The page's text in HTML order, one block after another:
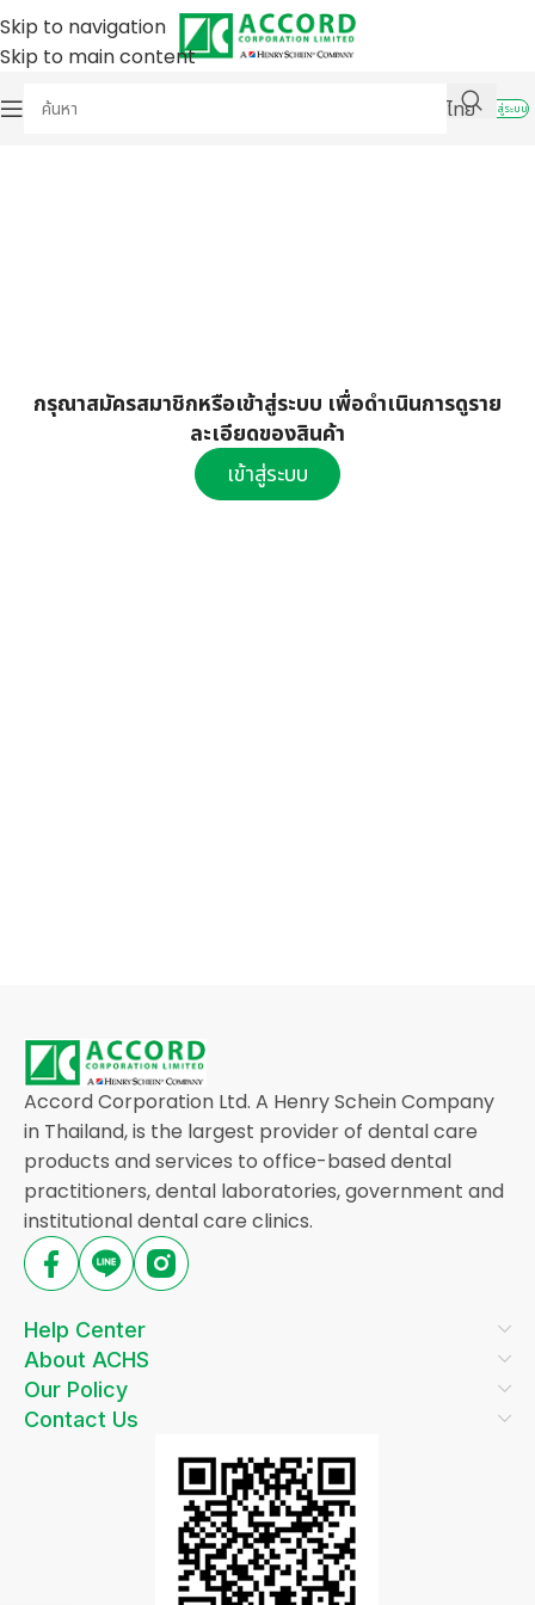
Skip to navigation
Skip to main content
ไทย
เข้าสู่ระบบ
กรุณาสมัครสมาชิกหรือเข้าสู่ระบบ เพื่อดำเนินการดูราย
ละเอียดของสินค้า
เข้าสู่ระบบ
Accord Corporation Ltd. A Henry Schein Company
in Thailand, is the largest provider of dental care
products and services to office-based dental
practitioners, dental laboratories, government and
institutional dental care clinics.
Help Center
About ACHS
Our Policy
Contact Us